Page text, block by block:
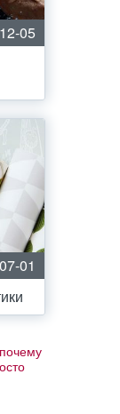
05
01